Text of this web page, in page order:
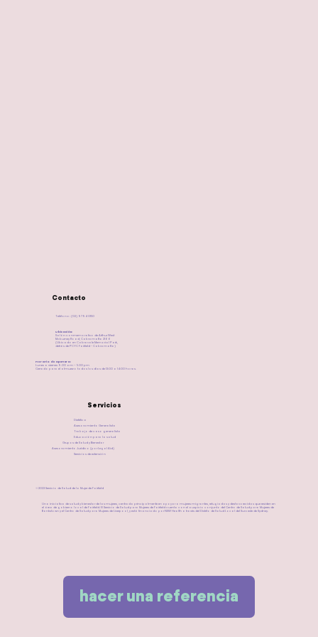
Contacto
Teléfono: (02) 9794 0150
Ubicación:
Salón conmemorativo de Arthur West
Mcburney Road, Cabramatta 2166
(Ubicado en Cabravale Memorial Park,
detrás de PCYC Fairfield - Cabramatta)
​Horario de apertura:
Lunes a viernes 9.00 am – 5.00 pm
Cerrado para el almuerzo todos los días de 13:00 a 14:00 horas.
Servicios
Dietética
Asesoramiento Generalista
Trabajo de caso generalista
Educación para la salud
Grupos de Salud y Bienestar
Asesoramiento Jurídico (por Legal Aid)
Servicios de extensión
Una iniciativa de salud y bienestar de las mujeres, centrada principalmente en apoyar a mujeres migrantes, refugiadas y desfavorecidas que residen en
el área de gobierno local de Fairfield. El Servicio de Salud para Mujeres de Fairfield cuenta con el auspicio conjunto del Centro de Salud para Mujeres de
Bankstown y el Centro de Salud para Mujeres de Liverpool, y está financiado por NSW Health a través del Distrito de Salud Local del Suroeste de Sydney.
©2023 Servicio de Salud de la Mujer de Fairfield
hacer una referencia